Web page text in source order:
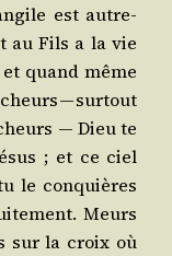
est autre­
au Fils a la vie
quand même
— sur­tout
― Dieu te
; et ce ciel
le conquières
Meurs
sur la croix où